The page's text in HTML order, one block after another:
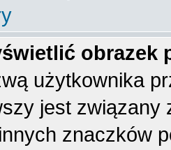
obrazek
użytkownika
jest
znaczków